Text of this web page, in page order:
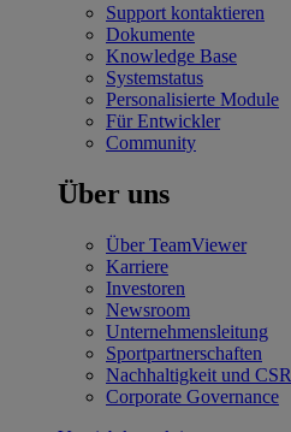
Support kontaktieren
Dokumente
Knowledge Base
Systemstatus
Personalisierte Module
Für Entwickler
Community
Über uns
Über TeamViewer
Karriere
Investoren
Newsroom
Unternehmensleitung
Sportpartnerschaften
Nachhaltigkeit und CSR
Corporate Governance